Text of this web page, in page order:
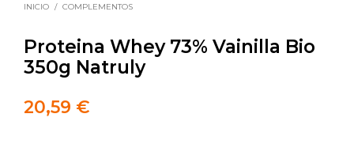
INICIO / COMPLEMENTOS
Proteina Whey 73% Vainilla Bio
350g Natruly
20,59 €